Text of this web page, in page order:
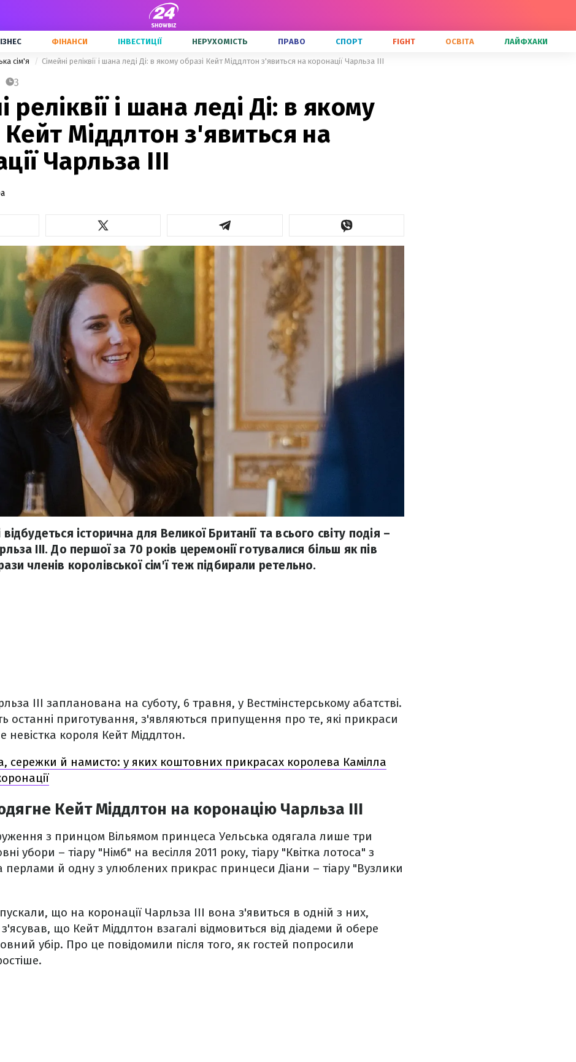
ФІНАНСИ ІНВЕСТИЦІЇ НЕРУХОМІСТЬ ПРАВО СПОРТ FIGHT ОСВІТА ЛАЙФХАКИ
сім'я Сімейні реліквії і шана леді Ді: в якому образі Кейт Міддлтон з'явиться на коронації Чарльза ІІІ
3
реліквії і шана леді Ді: в якому
Кейт Міддлтон з'явиться на
Чарльза ІІІ
історична для Великої Британії та всього світу подія –
ІІІ. До першої за 70 років церемонії готувалися більш як пів
членів королівської сім'ї теж підбирали ретельно.
ІІІ запланована на суботу, 6 травня, у Вестмінстерському абатстві.
останні приготування, з'являються припущення про те, які прикраси
невістка короля Кейт Міддлтон.
сережки й намисто: у яких коштовних прикрасах королева Камілла
Кейт Міддлтон на коронацію Чарльза ІІІ
з принцом Вільямом принцеса Уельська одягала лише три
убори – тіару "Німб" на весілля 2011 року, тіару "Квітка лотоса" з
перлами й одну з улюблених прикрас принцеси Діани – тіару "Вузлики
що на коронації Чарльза ІІІ вона з'явиться в одній з них,
з'ясував, що Кейт Міддлтон взагалі відмовиться від діадеми й обере
убір. Про це повідомили після того, як гостей попросили